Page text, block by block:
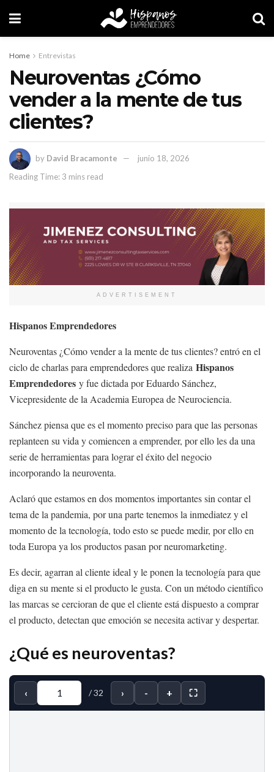
Home Entrevistas
Neuroventas ¿Cómo
vender a la mente de tus
clientes?
by David Bracamonte
junio 18, 2026
Reading Time: 3 mins read
ADVERTISEMENT
Hispanos Emprendedores
Neuroventas ¿Cómo vender a la mente de tus clientes? entró en el
ciclo de charlas para emprendedores que realiza Hispanos
Emprendedores y fue dictada por Eduardo Sánchez,
Vicepresidente de la Academia Europea de Neurociencia.
Sánchez piensa que es el momento preciso para que las personas
replanteen su vida y comiencen a emprender, por ello les da una
serie de herramientas para lograr el éxito del negocio
incorporando la neuroventa.
Aclaró que estamos en dos momentos importantes sin contar el
tema de la pandemia, por una parte tenemos la inmediatez y el
momento de la tecnología, todo esto se puede medir, por ello en
toda Europa ya los productos pasan por neuromarketing.
Es decir, agarran al cliente ideal y le ponen la tecnología para que
diga en su mente si el producto le gusta. Con un método científico
las marcas se cercioran de que el cliente está dispuesto a comprar
el producto, detectan que emoción se necesita activar y despertar.
¿Qué es neuroventas?
‹ /32 › - + ⛶